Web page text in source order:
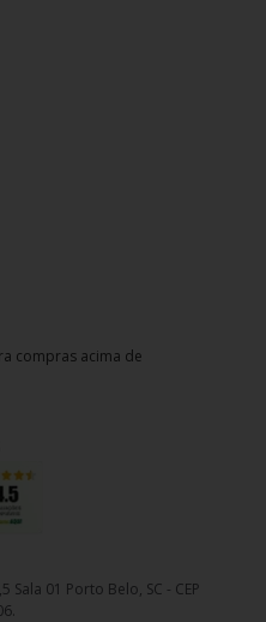
compras acima de
Sala 01 Porto Belo, SC - CEP